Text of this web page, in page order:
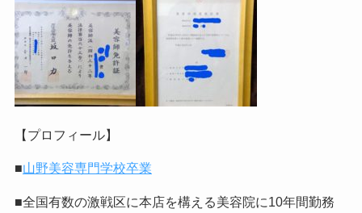
【プロフィール】
■山野美容専門学校卒業
■全国有数の激戦区に本店を構える美容院に10年間勤務